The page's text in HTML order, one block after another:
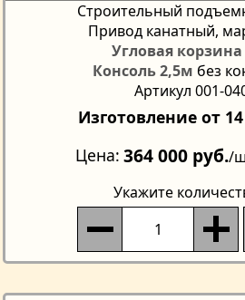
Строительный
Привод канатный,
Угловая
Консоль 2,5м без
Артикул 001-
Изготовление от
Цена 364 000 руб./
Укажите